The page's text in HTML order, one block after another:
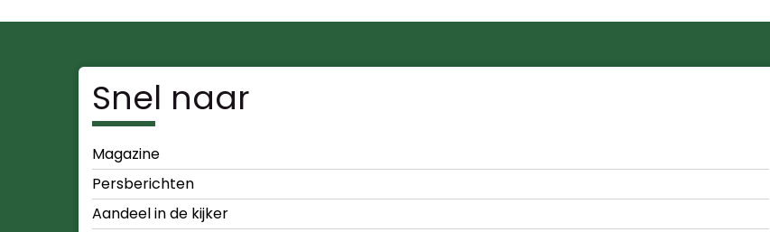
Snel naar
Magazine
Persberichten
Aandeel in de kijker